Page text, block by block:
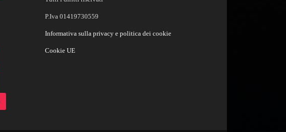
P.Iva 01419730559
Informativa sulla privacy e politica dei cookie
Cookie UE